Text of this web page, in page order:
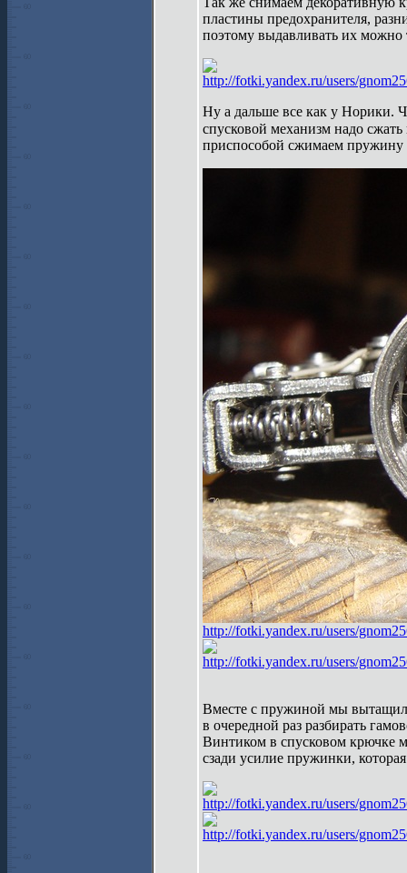
пластины предохранителя,
поэтому выдавливать их можно
http://fotki.yandex.ru/users/
Ну а дальше все как у Норики.
спусковой механизм надо
приспособой сжимаем пружину
http://fotki.yandex.ru/users/
http://fotki.yandex.ru/users/
Вместе с пружиной мы
в очередной раз разбирать
Винтиком в спусковом крючке
сзади усилие пружинки,
http://fotki.yandex.ru/users/
http://fotki.yandex.ru/users/